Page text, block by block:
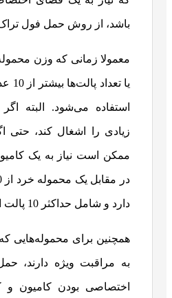
باشد، از روش حمل فول
استفاده می‌شود. البته
زیادی را اشغال کند، حتی
ممکن است نیاز به یک
دارد و شامل حداکثر 10 پالت است.
همچنین برای محموله‌هایی که
به مراقبت ویژه دارند،
اختصاصی بودن کامیون